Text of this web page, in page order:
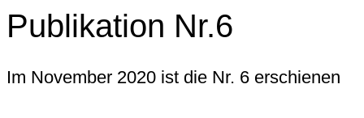
Publikation Nr.6
Im November 2020 ist die Nr. 6 erschienen